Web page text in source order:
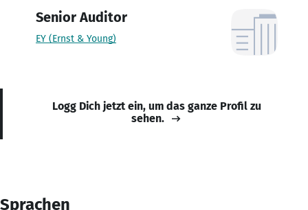
Senior Auditor
EY (Ernst & Young)
Logg Dich jetzt ein, um das ganze Profil zu
sehen.
Sprachen